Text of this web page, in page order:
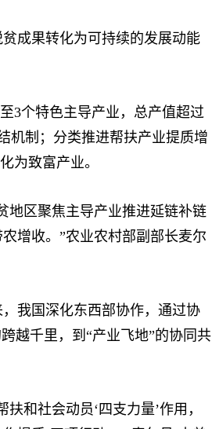
成果转化为可持续的发展动能
3个特色主导产业，总产值超过
机制；分类推进帮扶产业提质增
为致富产业。
区聚焦主导产业推进延链补链
增收。”农业农村部副部长麦尔
我国深化东西部协作，通过协
越千里，到“产业飞地”的协同共
和社会动员‘四支力量’作用，